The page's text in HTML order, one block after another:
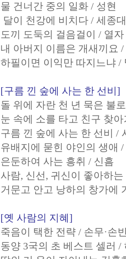
물 건너간 중의 일화 / 성현
달이 천강에 비치다 / 세종
도끼 도둑의 걸음걸이 / 열자
내 아버지 이름은 개새끼요
하필이면 이익만 따지느냐 /
[구름 낀 숲에 사는 한 선비]
돌 위에 자란 천 년 묵은 불
눈 속에 소를 타고 친구 찾
구름 낀 숲에 사는 한 선비 /
유배지에 묻힌 야인의 생애
은둔하여 사는 흥취 / 신흠
사람, 신선, 귀신이 좋아하
거문고 안고 낭하의 창가에
[옛 사람의 지혜]
죽음이 택한 전략 / 손무·손
동양 3국의 초 베스트 셀러 /